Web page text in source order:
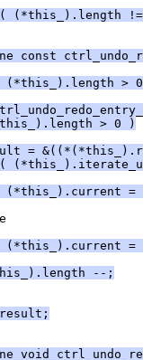
(*this_).length
const
(*this_).length >
> 0 )
=
--;
void